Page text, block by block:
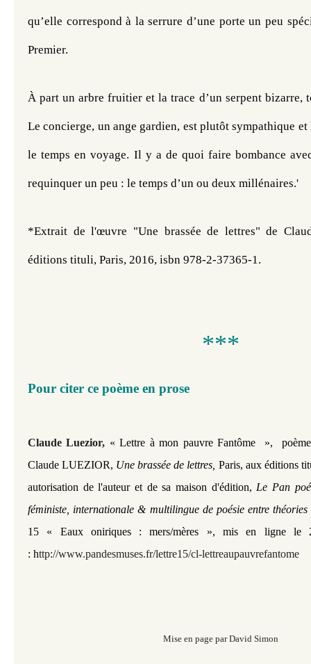
qu’elle correspond à la serrure d’une porte un peu
Premier.
À part un arbre fruitier et la trace d’un serpent bizarre,
Le concierge, un ange gardien, est plutôt sympathique
le temps en voyage. Il y a de quoi faire bombance
requinquer un peu : le temps d’un ou deux millénaires.'
*Extrait de l'œuvre "Une brassée de lettres" de
éditions tituli, Paris, 2016, isbn 978-2-37365-1.
***
Pour citer ce poème en prose
Claude Luezior, « Lettre à mon pauvre Fantôme »,
Claude LUEZIOR, Une brassée de lettres, Paris, aux éditions
autorisation de l'auteur et de sa maison d'édition, Le Pan
féministe, internationale & multilingue de poésie entre
15 « Eaux oniriques : mers/mères », mis en ligne le
: http://www.pandesmuses.fr/lettre15/cl-lettreaupauvrefantome
Mise en page par David Simon